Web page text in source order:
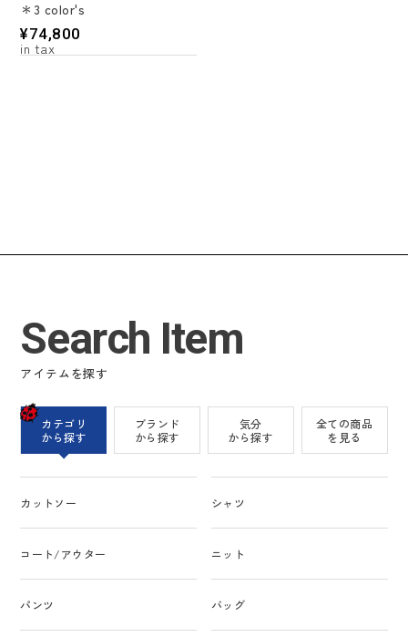
＊3 color's
¥74,800
Search Item
アイテムを探す
カテゴリ
から探す
ブランド
から探す
気分
から探す
全ての商品
を見る
カットソー シャツ
コート/アウター ニット
パンツ バッグ